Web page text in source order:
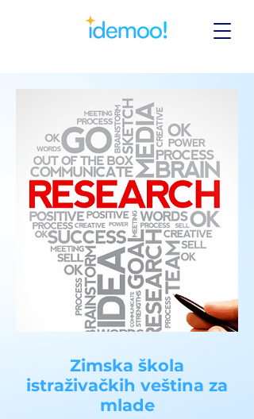
Zimska škola
istraživačkih veština za
mlade